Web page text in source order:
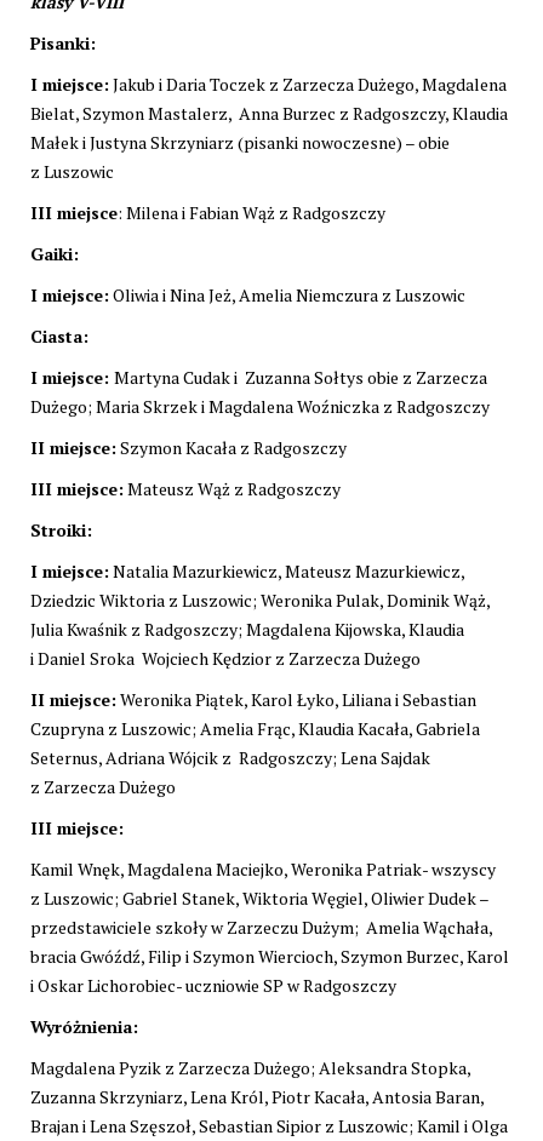
Pisanki:
I miejsce: Jakub i Daria Toczek z Zarzecza Dużego, Magdalena
Bielat, Szymon Mastalerz, Anna Burzec z Radgoszczy, Klaudia
Małek i Justyna Skrzyniarz (pisanki nowoczesne) – obie
z Luszowic
III miejsce: Milena i Fabian Wąż z Radgoszczy
Gaiki:
I miejsce: Oliwia i Nina Jeż, Amelia Niemczura z Luszowic
Ciasta:
I miejsce: Martyna Cudak i Zuzanna Sołtys obie z Zarzecza
Dużego; Maria Skrzek i Magdalena Woźniczka z Radgoszczy
II miejsce: Szymon Kacała z Radgoszczy
III miejsce: Mateusz Wąż z Radgoszczy
Stroiki:
I miejsce: Natalia Mazurkiewicz, Mateusz Mazurkiewicz,
Dziedzic Wiktoria z Luszowic; Weronika Pulak, Dominik Wąż,
Julia Kwaśnik z Radgoszczy; Magdalena Kijowska, Klaudia
i Daniel Sroka Wojciech Kędzior z Zarzecza Dużego
II miejsce: Weronika Piątek, Karol Łyko, Liliana i Sebastian
Czupryna z Luszowic; Amelia Frąc, Klaudia Kacała, Gabriela
Seternus, Adriana Wójcik z Radgoszczy; Lena Sajdak
z Zarzecza Dużego
III miejsce:
Kamil Wnęk, Magdalena Maciejko, Weronika Patriak- wszyscy
z Luszowic; Gabriel Stanek, Wiktoria Węgiel, Oliwier Dudek –
przedstawiciele szkoły w Zarzeczu Dużym; Amelia Wąchała,
bracia Gwóźdź, Filip i Szymon Wiercioch, Szymon Burzec, Karol
i Oskar Lichorobiec- uczniowie SP w Radgoszczy
Wyróżnienia:
Magdalena Pyzik z Zarzecza Dużego; Aleksandra Stopka,
Zuzanna Skrzyniarz, Lena Król, Piotr Kacała, Antosia Baran,
Brajan i Lena Szęszoł, Sebastian Sipior z Luszowic; Kamil i Olga